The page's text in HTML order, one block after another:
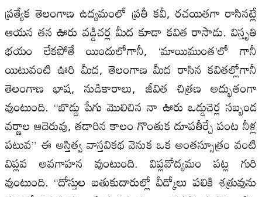
ప్రత్యేక తెలంగాణ ఉద్యమంలో ప్రతీ కవీ, రచయితగా రాసినట్లే
ఆయన తన ఊరు వడ్డిచర్ల మీద కూడా కవిత రాసాడు. విస్తృతి
భయం లేకపోతే యిందులోగానీ, ‘మాయిముంత’లో గానీ
యిటువంటి ఊరి మీద, తెలంగాణ మీద రాసిన కవితల్లోగానీ
తెలంగాణ భాష, నుడికారాలు, జీవిత చిత్రణ అద్భుతంగా
వుంటుంది. “బొడ్డు పేగు మొలిచిన నా ఊరు ఒడ్డుచెర్ల సబ్బండ
వర్ణాల ఆదెరువు, తడారిన కాలం గొంతుక దూపతీర్చే పంట నీళ్ల
పటువ” ఈ అస్తిత్వ వాస్తవికథ వెనుక ఒక అంతస్సూత్రం వంటి
విప్లవ అవగాహన వుంటుంది. విప్లవోద్యమం పట్ల గురి
వుంటుంది. “దోస్తుల బతుకుదారుల్లో వీడ్కోలు పలికి శత్రువును